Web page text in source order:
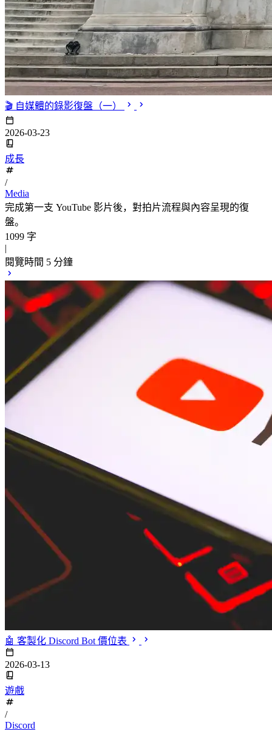
🎬 自媒體的錄影復盤（一）
2026-03-23
成長
/
Media
完成第一支 YouTube 影片後，對拍片流程與內容呈現的復
盤。
1099 字
|
閱覽時間 5 分鐘
🤖 客製化 Discord Bot 價位表
2026-03-13
遊戲
/
Discord